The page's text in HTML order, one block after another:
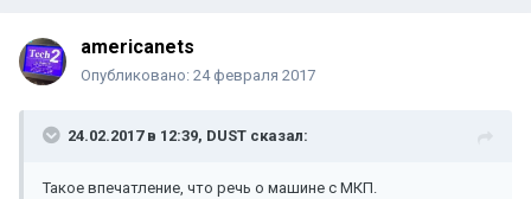
americanets
Опубликовано: 24 февраля 2017
24.02.2017 в 12:39, DUST сказал:
Такое впечатление, что речь о машине с МКП.